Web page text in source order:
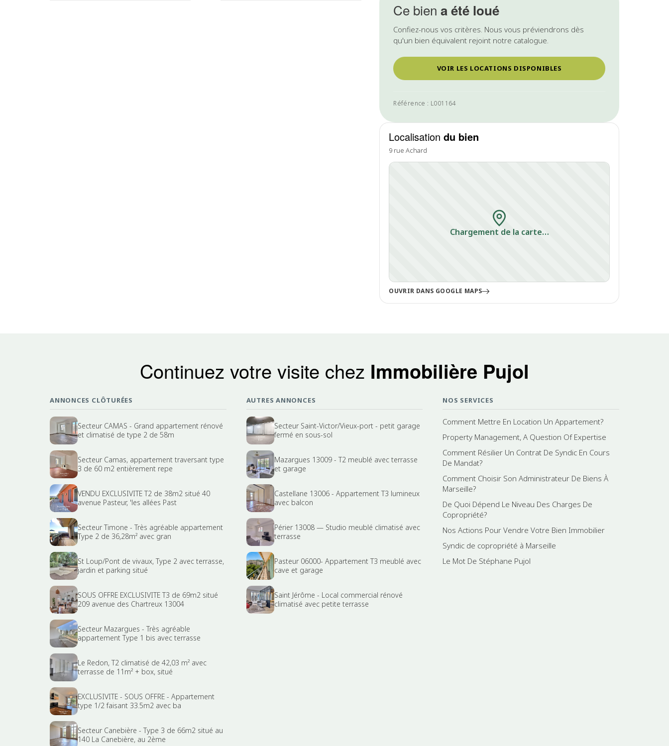
Ce biena été loué
Confiez-nous vos critères. Nous vous préviendrons dès
qu'un bien équivalent rejoint notre catalogue.
VOIR LES LOCATIONS DISPONIBLES
Référence : L001164
Localisationdu bien
9 rue Achard
Chargement de la carte…
OUVRIR DANS GOOGLE MAPS
Continuez votre visite chez Immobilière Pujol
ANNONCES CLÔTURÉES
Secteur CAMAS - Grand appartement rénové
et climatisé de type 2 de 58m
Secteur Camas, appartement traversant type
3 de 60 m2 entièrement repe
VENDU EXCLUSIVITE T2 de 38m2 situé 40
avenue Pasteur, 'les allées Past
Secteur Timone - Très agréable appartement
Type 2 de 36,28m² avec gran
St Loup/Pont de vivaux, Type 2 avec terrasse,
jardin et parking situé
SOUS OFFRE EXCLUSIVITE T3 de 69m2 situé
209 avenue des Chartreux 13004
Secteur Mazargues - Très agréable
appartement Type 1 bis avec terrasse
Le Redon, T2 climatisé de 42,03 m² avec
terrasse de 11m² + box, situé
EXCLUSIVITE - SOUS OFFRE - Appartement
type 1/2 faisant 33.5m2 avec ba
Secteur Canebière - Type 3 de 66m2 situé au
140 La Canebière, au 2ème
AUTRES ANNONCES
Secteur Saint-Victor/Vieux-port - petit garage
fermé en sous-sol
Mazargues 13009 - T2 meublé avec terrasse
et garage
Castellane 13006 - Appartement T3 lumineux
avec balcon
Périer 13008 — Studio meublé climatisé avec
terrasse
Pasteur 06000- Appartement T3 meublé avec
cave et garage
Saint Jérôme - Local commercial rénové
climatisé avec petite terrasse
NOS SERVICES
Comment Mettre En Location Un Appartement?
Property Management, A Question Of Expertise
Comment Résilier Un Contrat De Syndic En Cours
De Mandat?
Comment Choisir Son Administrateur De Biens À
Marseille?
De Quoi Dépend Le Niveau Des Charges De
Copropriété?
Nos Actions Pour Vendre Votre Bien Immobilier
Syndic de copropriété à Marseille
Le Mot De Stéphane Pujol